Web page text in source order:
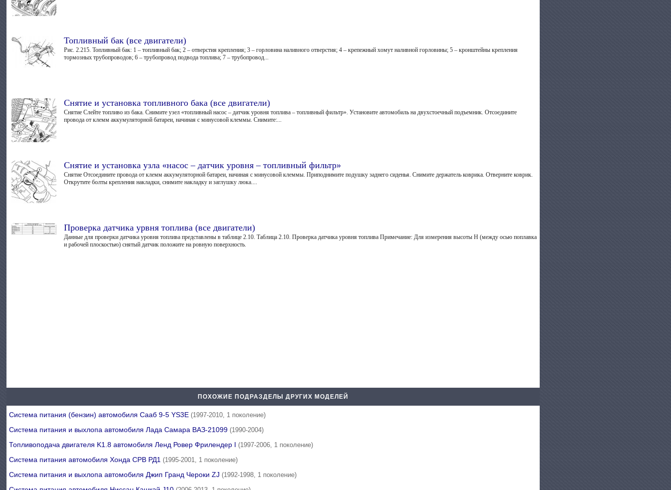
Топливный бак (все двигатели)
Рис. 2.215. Топливный бак: 1 – топливный бак; 2 – отверстия крепления; 3 – горловина наливного отверстия; 4 – крепежный хомут наливной горловины; 5 – кронштейны крепления
тормозных трубопроводов; 6 – трубопровод подвода топлива; 7 – трубопровод...
Снятие и установка топливного бака (все двигатели)
Снятие Слейте топливо из бака. Снимите узел «топливный насос – датчик уровня топлива – топливный фильтр». Установите автомобиль на двухстоечный подъемник. Отсоедините
провода от клемм аккумуляторной батареи, начиная с минусовой клеммы. Снимите:...
Снятие и установка узла «насос – датчик уровня – топливный фильтр»
Снятие Отсоедините провода от клемм аккумуляторной батареи, начиная с минусовой клеммы. Приподнимите подушку заднего сиденья. Снимите держатель коврика. Отверните коврик.
Открутите болты крепления накладки, снимите накладку и заглушку люка....
Проверка датчика урвня топлива (все двигатели)
Данные для проверки датчика уровня топлива представлены в таблице 2.10. Таблица 2.10. Проверка датчика уровня топлива Примечание: Для измерения высоты Н (между осью поплавка
и рабочей плоскостью) снятый датчик положите на ровную поверхность.
ПОХОЖИЕ ПОДРАЗДЕЛЫ ДРУГИХ МОДЕЛЕЙ
Система питания (бензин) автомобиля Сааб 9-5 YS3E(1997-2010, 1 поколение)
Система питания и выхлопа автомобиля Лада Самара ВАЗ-21099(1990-2004)
Топливоподача двигателя K1.8 автомобиля Ленд Ровер Фрилендер I(1997-2006, 1 поколение)
Система питания автомобиля Хонда СРВ РД1(1995-2001, 1 поколение)
Система питания и выхлопа автомобиля Джип Гранд Чероки ZJ(1992-1998, 1 поколение)